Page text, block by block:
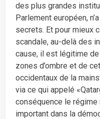
des plus grandes
Parlement européen,
secrets. Et pour mieux
scandale, au-delà des
cause, il est légitime
zones d’ombre et de
occidentaux de la
via ce qui appelé
conséquence le régime
important dans la